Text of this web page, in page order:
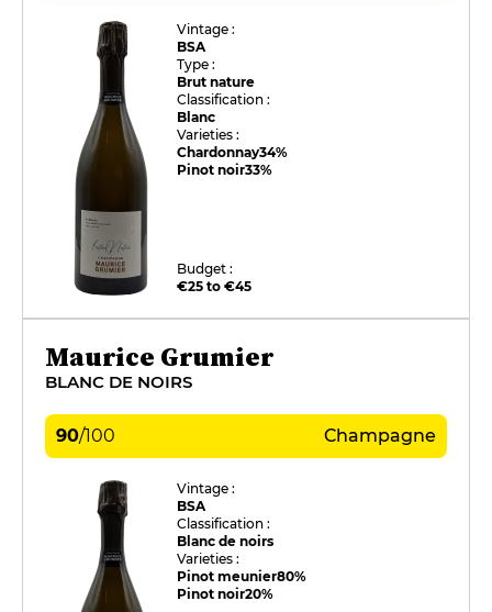
Vintage :
BSA
Type :
Brut nature
Classification :
Blanc
Varieties :
Chardonnay34%
Pinot noir33%
Budget :
€25 to €45
Maurice Grumier
BLANC DE NOIRS
90/100 Champagne
Vintage :
BSA
Classification :
Blanc de noirs
Varieties :
Pinot meunier80%
Pinot noir20%